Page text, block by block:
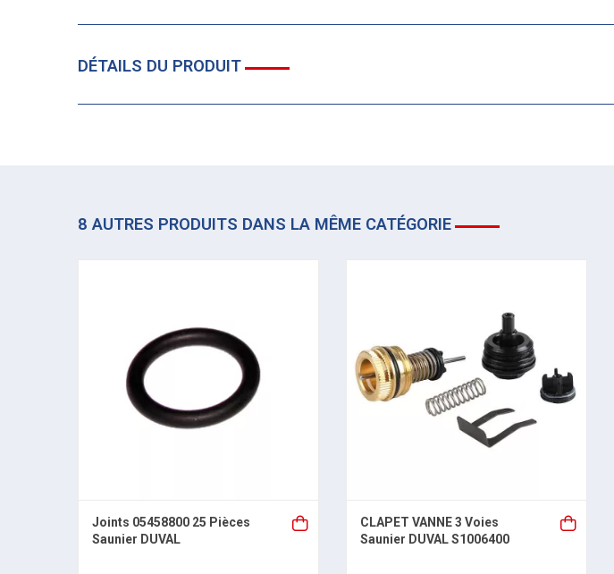
DÉTAILS DU PRODUIT
8 AUTRES PRODUITS DANS LA MÊME CATÉGORIE
Joints 05458800 25 Pièces
Saunier DUVAL
CLAPET VANNE 3 Voies
Saunier DUVAL S1006400